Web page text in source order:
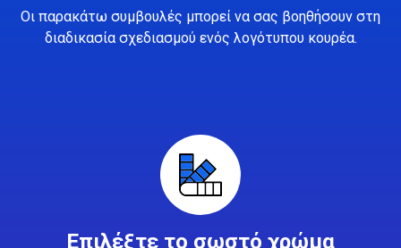
Οι παρακάτω συμβουλές μπορεί να σας βοηθήσουν στη
διαδικασία σχεδιασμού ενός λογότυπου κουρέα.
Επιλέξτε το σωστό χρώμα